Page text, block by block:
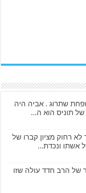
שתרוג . אביה היה
תוניס הוא ה...
לא רחוק מציון קברו של
אשתו ונכדת...
של הרב חדד עולה שזו